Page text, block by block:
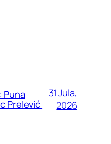
Puna
Prelević
31 Jula,
2026